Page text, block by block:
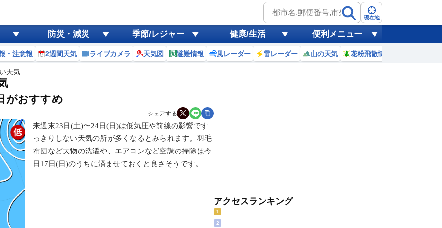
現在地
防災・減災 季節/レジャー 健康/生活 便利メニュー
・注意報 2週間天気 ライブカメラ 天気図 避難情報 風レーダー 雷レーダー 山の天気 花粉飛散情報
天気…
がおすすめ
シェアする
来週末23日(土)〜24日(日)は低気圧や前線の影響です
っきりしない天気の所が多くなるとみられます。羽毛
布団など大物の洗濯や、エアコンなど空調の掃除は今
日17日(日)のうちに済ませておくと良さそうです。
アクセスランキング
1
2